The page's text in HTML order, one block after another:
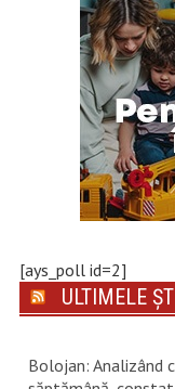
[ays_poll id=2]
ULTIMELE
Bolojan: Analizând